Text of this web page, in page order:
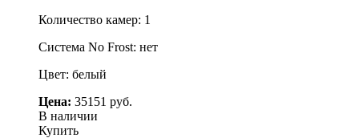
Количество камер: 1
Система No Frost: нет
Цвет: белый
Цена: 35151 руб.
В наличии
Купить